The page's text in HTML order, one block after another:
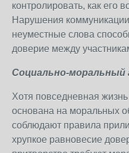
контролировать, как его
Нарушения
неуместные слова
доверие между
Социально-моральный
Хотя повседневная
основана на моральных
соблюдают правила
хрупкое равновесие